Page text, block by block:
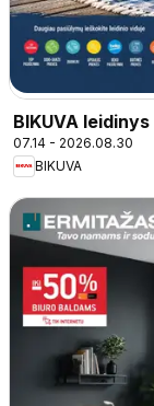
BIKUVA leidinys
07.14 - 2026.08.30
BIKUVA